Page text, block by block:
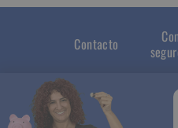
Contacto